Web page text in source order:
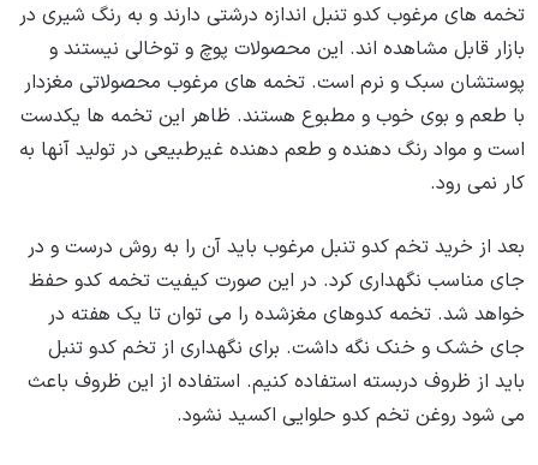
تخمه های مرغوب کدو تنبل اندازه درشتی دارند و به رنگ شیری در
بازار قابل مشاهده اند. این محصولات پوچ و توخالی نیستند و
پوستشان سبک و نرم است. تخمه های مرغوب محصولاتی مغزدار
با طعم و بوی خوب و مطبوع هستند. ظاهر این تخمه ها یکدست
است و مواد رنگ دهنده و طعم دهنده غیرطبیعی در تولید آنها به
کار نمی ‌رود.
بعد از خرید تخم کدو تنبل مرغوب باید آن را به روش درست و در
جای مناسب نگهداری کرد. در این صورت کیفیت تخمه کدو حفظ
خواهد شد. تخمه کدوهای مغزشده را می توان تا یک هفته در
جای خشک و خنک نگه داشت. برای نگهداری از تخم کدو تنبل
باید از ظروف دربسته استفاده کنیم. استفاده از این ظروف باعث
می شود روغن تخم کدو حلوایی اکسید نشود.